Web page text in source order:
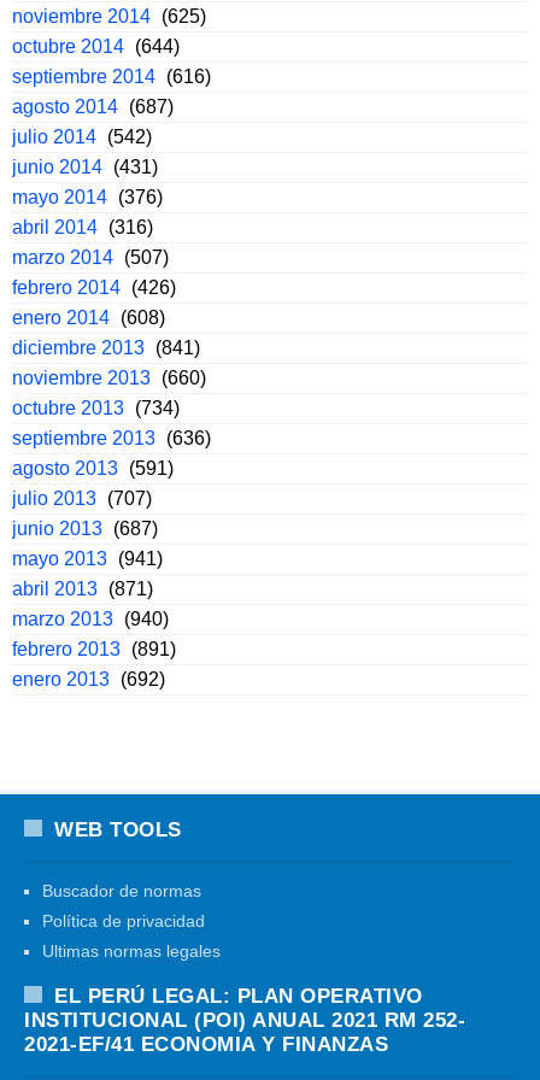
noviembre 2014 (625)
octubre 2014 (644)
septiembre 2014 (616)
agosto 2014 (687)
julio 2014 (542)
junio 2014 (431)
mayo 2014 (376)
abril 2014 (316)
marzo 2014 (507)
febrero 2014 (426)
enero 2014 (608)
diciembre 2013 (841)
noviembre 2013 (660)
octubre 2013 (734)
septiembre 2013 (636)
agosto 2013 (591)
julio 2013 (707)
junio 2013 (687)
mayo 2013 (941)
abril 2013 (871)
marzo 2013 (940)
febrero 2013 (891)
enero 2013 (692)
WEB TOOLS
Buscador de normas
Política de privacidad
Ultimas normas legales
EL PERÚ LEGAL: PLAN OPERATIVO
INSTITUCIONAL (POI) ANUAL 2021 RM 252-
2021-EF/41 ECONOMIA Y FINANZAS